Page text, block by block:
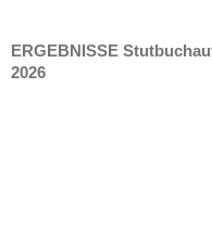
ERGEBNISSE
2026